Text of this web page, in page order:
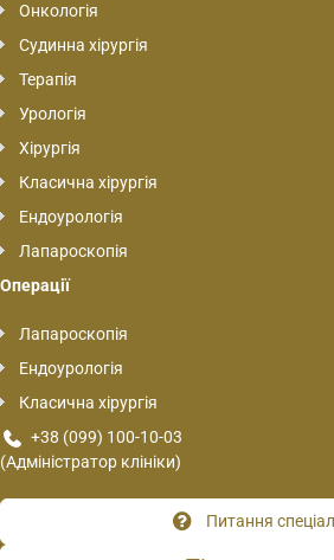
Онкологія
Судинна хірургія
Терапія
Урологія
Хірургія
Класична хірургія
Ендоурологія
Лапароскопія
Операції
Лапароскопія
Ендоурологія
Класична хірургія
+38 (099) 100-10-03
(Адміністратор клініки)
Питання